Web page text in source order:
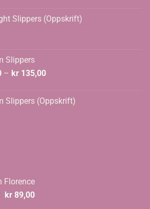
kr 124,00.kr 108,00.
Slippers (Oppskrift)
Slippers
– kr 135,00Prisområde:
kr 135,00
Slippers (Oppskrift)
Florence
Opprinnelig
kr89,00Nåværende